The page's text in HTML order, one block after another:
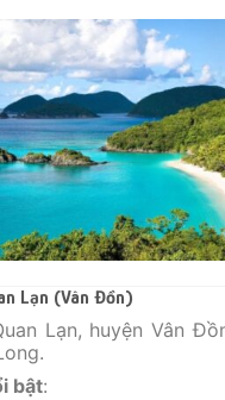
Lạn (Vân Đồn)
Lạn, huyện Vân
bật: